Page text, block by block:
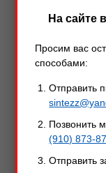
Описание
Протокол
Нож
решение,
требователен
На сайте
Просим вас
способами:
Отправить
Позвонить
(910) 873-
Отправить